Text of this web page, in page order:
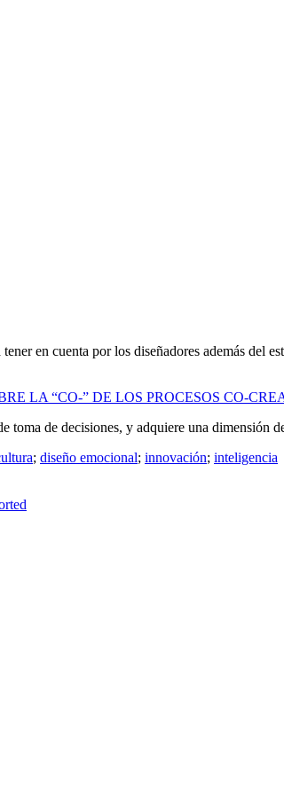
en cuenta por los diseñadores además del
LA “CO-” DE LOS PROCESOS CO-
de decisiones, y adquiere una
; diseño emocional; innovación; inteligencia